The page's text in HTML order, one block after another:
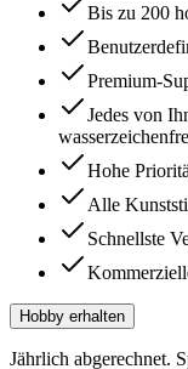
Bis zu 200
Premium-
Jedes von
Hohe
Alle
Schnellste
Hobby erhalten
Jährlich abgerechnet.